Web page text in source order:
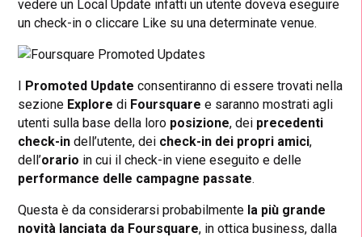
vedere un Local Update infatti un utente doveva eseguire
un check-in o cliccare Like su una determinate venue.
Promoted Update consentiranno di essere trovati nella
sezione Explore di Foursquare e saranno mostrati agli
utenti sulla base della loro posizione, dei precedenti
check-in dell’utente, dei check-in dei propri amici,
dell’orario in cui il check-in viene eseguito e delle
performance delle campagne passate.
Questa è da considerarsi probabilmente la più grande
novità lanciata da Foursquare, in ottica business, dalla